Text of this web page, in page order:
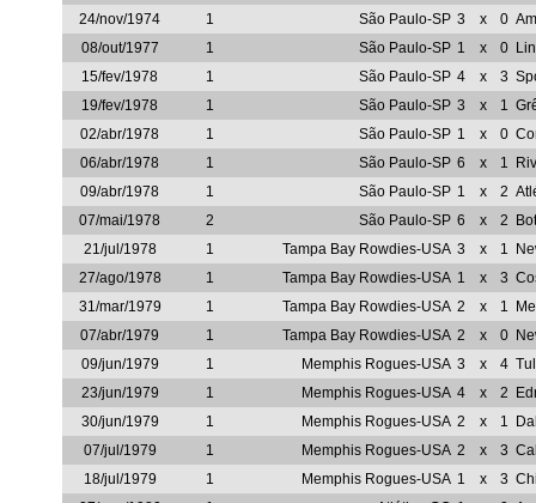
24/nov/1974
1 São Paulo-SP 3 x 0
08/out/1977
1 São Paulo-SP 1 x 0
15/fev/1978
1 São Paulo-SP 4 x 3
19/fev/1978
1 São Paulo-SP 3 x 1
02/abr/1978
1 São Paulo-SP 1 x 0
06/abr/1978
1 São Paulo-SP 6 x 1
09/abr/1978
1 São Paulo-SP 1 x 2
07/mai/1978
2 São Paulo-SP 6 x 2
21/jul/1978
1 Tampa Bay Rowdies-USA 3 x 1
27/ago/1978
1 Tampa Bay Rowdies-USA 1 x 3
31/mar/1979
1 Tampa Bay Rowdies-USA 2 x 1
07/abr/1979
1 Tampa Bay Rowdies-USA 2 x 0
09/jun/1979
1 Memphis Rogues-USA 3 x 4
23/jun/1979
1 Memphis Rogues-USA 4 x 2
30/jun/1979
1 Memphis Rogues-USA 2 x 1
07/jul/1979
1 Memphis Rogues-USA 2 x 3
18/jul/1979
1 Memphis Rogues-USA 1 x 3